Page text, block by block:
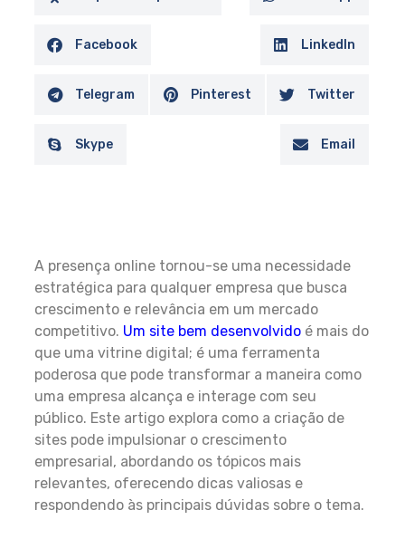
Facebook LinkedIn
Telegram Pinterest Twitter
Skype Email
A presença online tornou-se uma necessidade
estratégica para qualquer empresa que busca
crescimento e relevância em um mercado
competitivo. Um site bem desenvolvido é mais do
que uma vitrine digital; é uma ferramenta
poderosa que pode transformar a maneira como
uma empresa alcança e interage com seu
público. Este artigo explora como a criação de
sites pode impulsionar o crescimento
empresarial, abordando os tópicos mais
relevantes, oferecendo dicas valiosas e
respondendo às principais dúvidas sobre o tema.